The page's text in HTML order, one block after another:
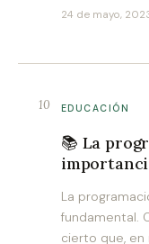
24 de mayo,
10 EDUCACIÓN
📚 La
La
fundamental.
cierto que, en